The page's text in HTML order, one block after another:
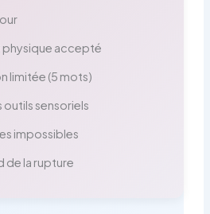
accepté
limitée (5 mots)
sensoriels
impossibles
de la rupture